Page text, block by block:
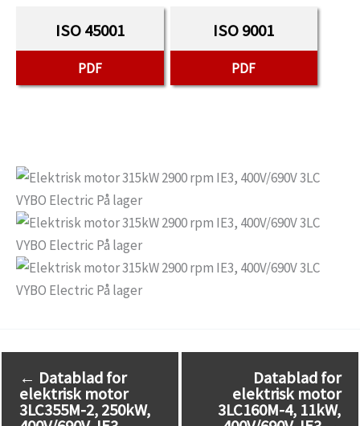
ISO 45001
PDF
ISO 9001
PDF
← Datablad for
elektrisk motor
3LC355M-2, 250kW,
Datablad for
elektrisk motor
3LC160M-4, 11kW,